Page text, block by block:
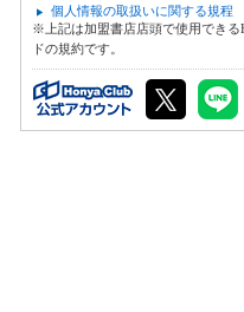
個人情報の取扱いに関する規程
※上記は加盟書店店頭で使用できる
ドの規約です。